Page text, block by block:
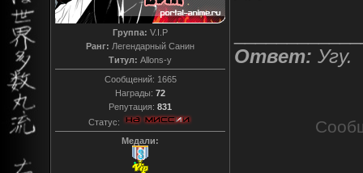
Группа: V.I.P
Ранг: Легендарный Санин
Титул: Allons-y
Сообщений: 1665
Награды: 72
Репутация: 831
Статус:
Медали:
Ответ: Угу.